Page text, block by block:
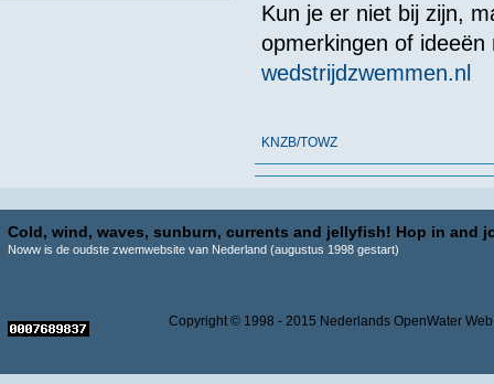
Kun je er niet bij zijn,
opmerkingen of
wedstrijdzwemmen.nl
KNZB/TOWZ
Cold, wind, waves, sunburn, currents and jellyfish! Hop in and
Noww is de oudste zwemwebsite van Nederland (augustus 1998 gestart)
Copyright © 1998 - 2015 Nederlands OpenWater